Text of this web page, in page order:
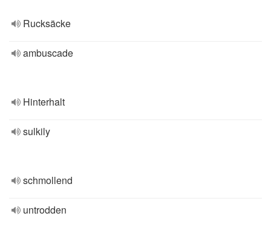
Rucksäcke
ambuscade
Hinterhalt
sulkily
schmollend
untrodden